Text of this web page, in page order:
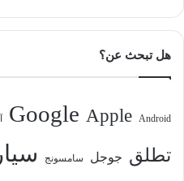
هل تبحث عن؟
Android
Apple
Google
تطلق جوجل سامسونج